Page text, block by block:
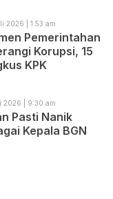
2026 | 1:53 am
Pemerintahan
Korupsi, 15
KPK
2026 | 9:30 am
Pasti Nanik
Kepala BGN